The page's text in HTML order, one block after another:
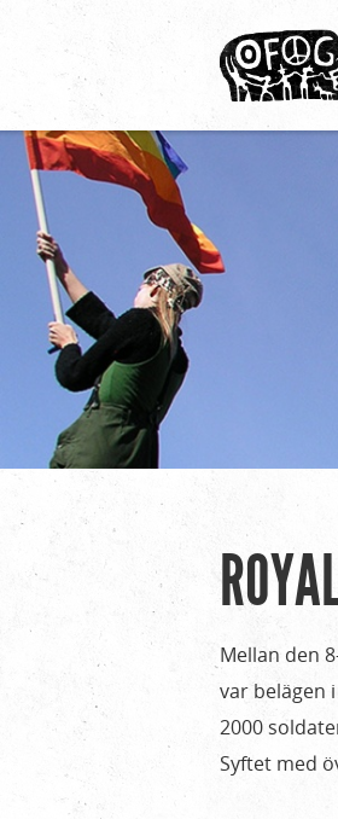
Du
här
Hem
›
Royal
Mellan den
var belägen
2000
Syftet med